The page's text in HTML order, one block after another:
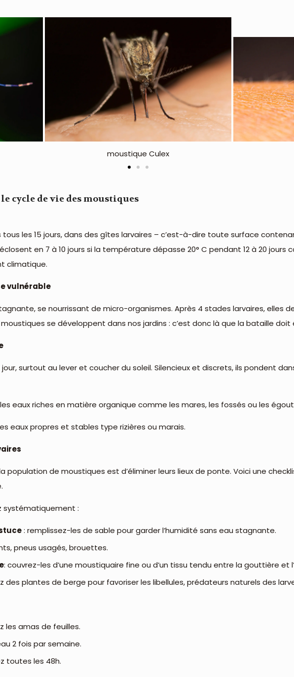
moustique tigre
cycle de vie des moustiques
les 15 jours, dans des gîtes larvaires – c’est-à-dire toute surface
en 7 à 10 jours si la température dépasse 20° C pendant 12 à 20 jours
climatique.
vulnérable
se nourrissant de micro-organismes. Après 4 stades larvaires, elles
moustiques se développent dans nos jardins : c’est donc là que la bataille
surtout au lever et coucher du soleil. Silencieux et discrets, ils pondent
eaux riches en matière organique comme les mares, les fossés ou les
eaux propres et stables type rizières ou marais.
population de moustiques est d’éliminer leurs lieux de ponte. Voici une
systématiquement :
: remplissez-les de sable pour garder l’humidité sans eau stagnante.
pneus usagés, brouettes.
: couvrez-les d’une moustiquaire fine ou d’un tissu tendu entre la gouttière et
des plantes de berge pour favoriser les libellules, prédateurs naturels des
les amas de feuilles.
2 fois par semaine.
toutes les 48h.